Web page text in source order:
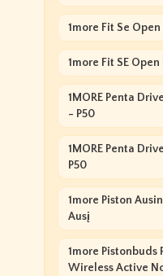
1more Fit Se
1more Fit SE Open
1MORE Penta
- P50
1MORE Penta
P50
1more Piston
Ausį
1more Pistonbuds
Wireless Active